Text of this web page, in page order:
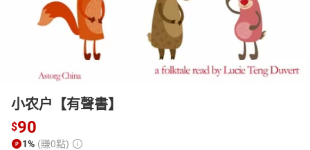
小农户【有聲書】
$90
1% (賺0點)